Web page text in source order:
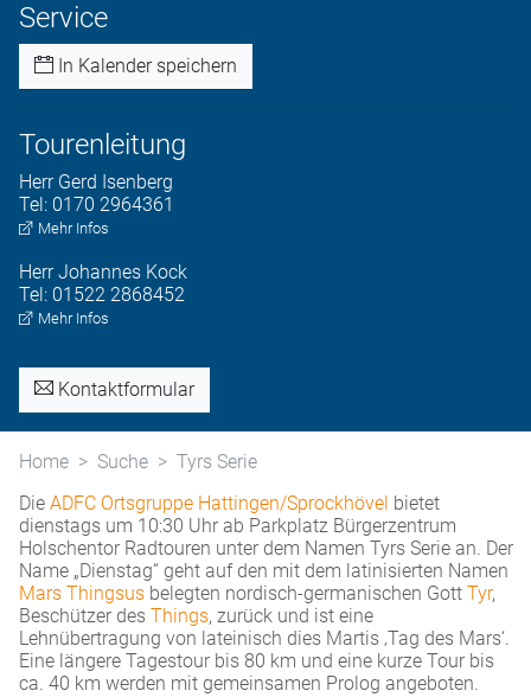
Service
In Kalender speichern
Tourenleitung
Herr Gerd Isenberg
Tel: 0170 2964361
Mehr Infos
Herr Johannes Kock
Tel: 01522 2868452
Mehr Infos
Kontaktformular
Home Suche
Tyrs Serie
Die ADFC Ortsgruppe Hattingen/Sprockhövel bietet
dienstags um 10:30 Uhr ab Parkplatz Bürgerzentrum
Holschentor Radtouren unter dem Namen Tyrs Serie an. Der
Name „Dienstag“ geht auf den mit dem latinisierten Namen
Mars Thingsus belegten nordisch-germanischen Gott Tyr,
Beschützer des Things, zurück und ist eine
Lehnübertragung von lateinisch dies Martis ‚Tag des Mars‘.
Eine längere Tagestour bis 80 km und eine kurze Tour bis
ca. 40 km werden mit gemeinsamen Prolog angeboten.